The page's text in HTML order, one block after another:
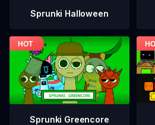
Sprunki Halloween
Sprunki Greencore